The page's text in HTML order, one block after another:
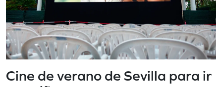
Cine de verano de Sevilla para ir